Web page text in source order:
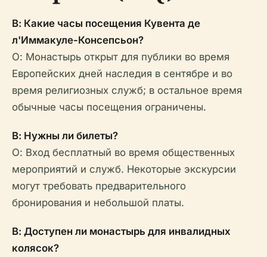
В: Какие часы посещения Кувента де
л'Иммакуле-Консепсьон?
О: Монастырь открыт для публики во время
Европейских дней наследия в сентябре и во
время религиозных служб; в остальное время
обычные часы посещения ограничены.
В: Нужны ли билеты?
О: Вход бесплатный во время общественных
мероприятий и служб. Некоторые экскурсии
могут требовать предварительного
бронирования и небольшой платы.
В: Доступен ли монастырь для инвалидных
колясок?